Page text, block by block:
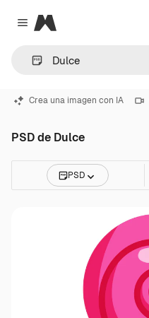
Close menu
Magnific
Crea una imagen con IA
PSD de Dulce
PSD